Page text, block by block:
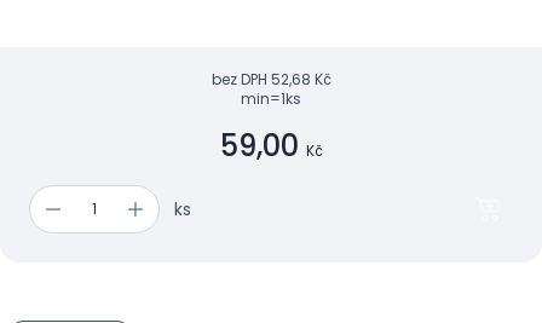
bez DPH 52,68 Kč
min=1ks
59,00 Kč
ks